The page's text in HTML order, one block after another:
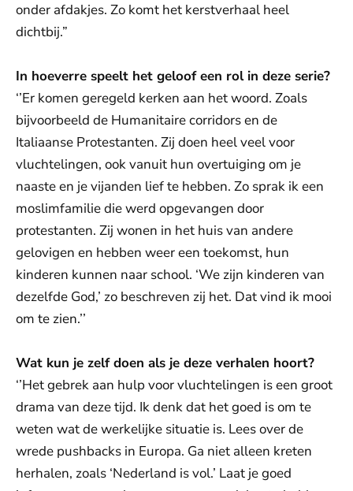
onder afdakjes. Zo komt het kerstverhaal heel
dichtbij.”
In hoeverre speelt het geloof een rol in deze serie?
‘’Er komen geregeld kerken aan het woord. Zoals
bijvoorbeeld de Humanitaire corridors en de
Italiaanse Protestanten. Zij doen heel veel voor
vluchtelingen, ook vanuit hun overtuiging om je
naaste en je vijanden lief te hebben. Zo sprak ik een
moslimfamilie die werd opgevangen door
protestanten. Zij wonen in het huis van andere
gelovigen en hebben weer een toekomst, hun
kinderen kunnen naar school. ‘We zijn kinderen van
dezelfde God,’ zo beschreven zij het. Dat vind ik mooi
om te zien.’’
Wat kun je zelf doen als je deze verhalen hoort?
‘’Het gebrek aan hulp voor vluchtelingen is een groot
drama van deze tijd. Ik denk dat het goed is om te
weten wat de werkelijke situatie is. Lees over de
wrede pushbacks in Europa. Ga niet alleen kreten
herhalen, zoals ‘Nederland is vol.’ Laat je goed